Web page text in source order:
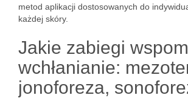
metod aplikacji dostosowanych do
każdej skóry.
Jakie zabiegi
wchłanianie:
jonoforeza,